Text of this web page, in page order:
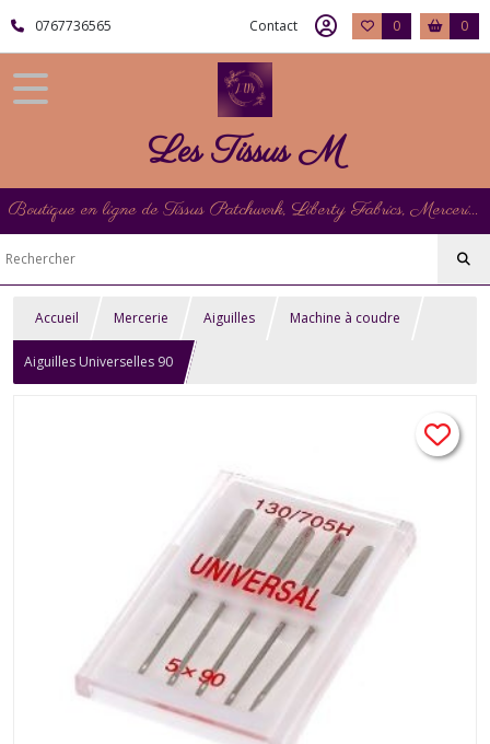
0767736565 Contact 0 0
Les Tissus M
Boutique en ligne de Tissus Patchwork, Liberty Fabrics, Mercerie et Matériel de Point de Croix
Accueil Mercerie Aiguilles Machine à coudre
Aiguilles Universelles 90